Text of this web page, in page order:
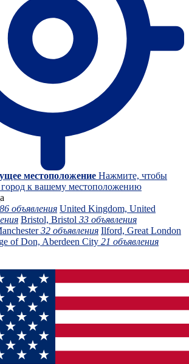
местоположение Нажмите, чтобы
к вашему местоположению
объявления United Kingdom, United
Bristol, Bristol 33 объявления
32 объявления Ilford, Great London
of Don, Aberdeen City 21 объявления